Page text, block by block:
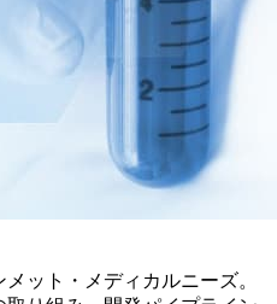
ット・メディカルニーズ。